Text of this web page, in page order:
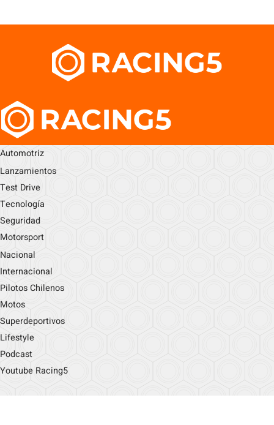
Automotriz
Lanzamientos
Test Drive
Tecnología
Seguridad
Motorsport
Nacional
Internacional
Pilotos Chilenos
Motos
Superdeportivos
Lifestyle
Podcast
Youtube Racing5